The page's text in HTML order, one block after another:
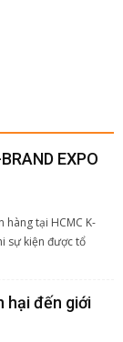
EXPO
hàng tại HCMC K-
sự kiện được tổ
hại đến giới